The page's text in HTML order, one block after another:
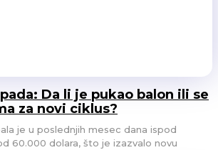
Da li je pukao balon ili se
za novi ciklus?
je u poslednjih mesec dana ispod
60.000 dolara, što je izazvalo novu